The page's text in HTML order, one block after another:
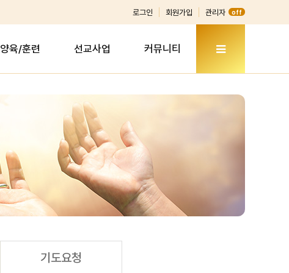
로그인 회원가입 관리자 off
양육/훈련 선교사업 커뮤니티
기도요청